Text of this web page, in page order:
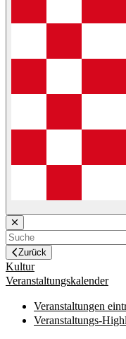
Zurück
Kultur
Veranstaltungskalender
Veranstaltungen
Veranstaltungs-